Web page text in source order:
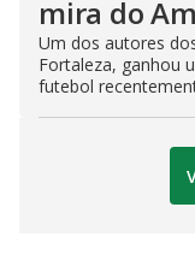
mira do
Um dos autores
Fortaleza, ganhou
futebol